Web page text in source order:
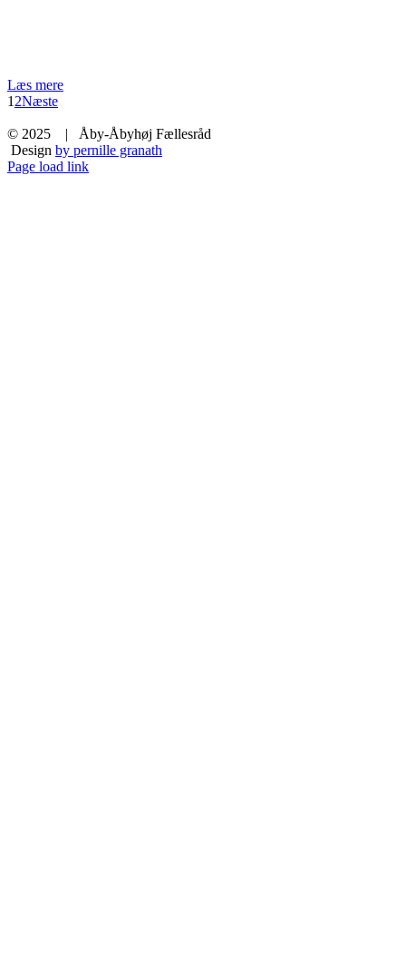
Læs mere
1 2Næste
© 2025 | Åby-Åbyhøj Fællesråd
Design by pernille granath
Page load link